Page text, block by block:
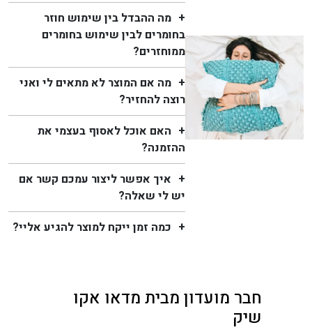
מה ההבדל בין שימוש חוזר
בחומרים לבין שימוש בחומרים
ממוחזרים?
מה אם המוצר לא מתאים לי ואני
רוצה להחזיר?
האם אוכל לאסוף בעצמי את
ההזמנה?
איך אפשר ליצור עמכם קשר אם
יש לי שאלה?
כמה זמן ייקח למוצר להגיע אליי?
חבר מועדון מבית מדאו אקו
שיק